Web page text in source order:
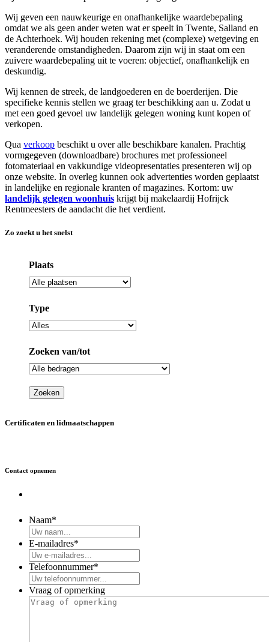
Wij geven een nauwkeurige en onafhankelijke waardebepaling
omdat we als geen ander weten wat er speelt in Twente, Salland en
de Achterhoek. Wij houden rekening met (complexe) wetgeving en
veranderende omstandigheden. Daarom zijn wij in staat om een
zuivere waardebepaling uit te voeren: objectief, onafhankelijk en
deskundig.
Wij kennen de streek, de landgoederen en de boerderijen. Die
specifieke kennis stellen we graag ter beschikking aan u. Zodat u
met een goed gevoel uw landelijk gelegen woning kunt kopen of
verkopen.
Qua verkoop beschikt u over alle beschikbare kanalen. Prachtig
vormgegeven (downloadbare) brochures met professioneel
fotomateriaal en vakkundige videopresentaties presenteren wij op
onze website. In overleg kunnen ook advertenties worden geplaatst
in landelijke en regionale kranten of magazines. Kortom: uw
landelijk gelegen woonhuis krijgt bij makelaardij Hofrijck
Rentmeesters de aandacht die het verdient.
Zo zoekt u het snelst
Plaats
Type
Zoeken van/tot
Certificaten en lidmaatschappen
Contact opnemen
Naam*
E-mailadres*
Telefoonnummer*
Vraag of opmerking